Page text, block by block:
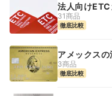
法人向けETC
31商品
徹底比較
アメックス
3商品
徹底比較